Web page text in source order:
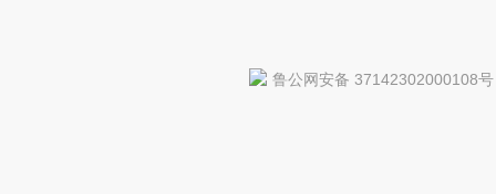
鲁公网安备 37142302000108号